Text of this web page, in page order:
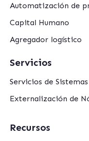
Automatización de
Capital Humano
Agregador logístico
Servicios
Servicios de Sistemas
Externalización de
Recursos